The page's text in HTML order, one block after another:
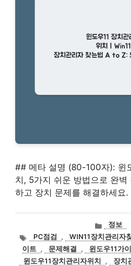
## 메타 설명 (80-100자): 윈
치, 5가지 쉬운 방법으로 완벽
하고 장치 문제를 해결하세요.
카
테
고
리
정보
태
그
PC점검 , WIN11장치관리자
이트 , 문제해결 , 윈도우11가
윈도우11장치관리자위치
, 장치